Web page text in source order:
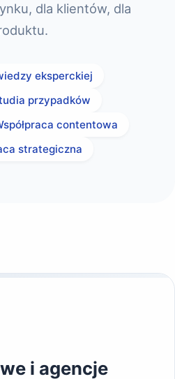
dla klientów, dla
eksperckiej
przypadków
contentowa
strategiczna
i agencje